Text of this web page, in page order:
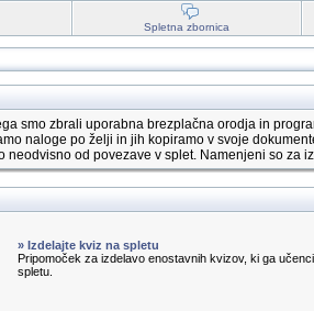
Spletna zbornica
smo zbrali uporabna brezplačna orodja in
naloge po želji in jih kopiramo v svoje
od povezave v splet. Namenjeni so
» Izdelajte kviz na spletu
Pripomoček za izdelavo enostavnih kvizov, ki ga
spletu.